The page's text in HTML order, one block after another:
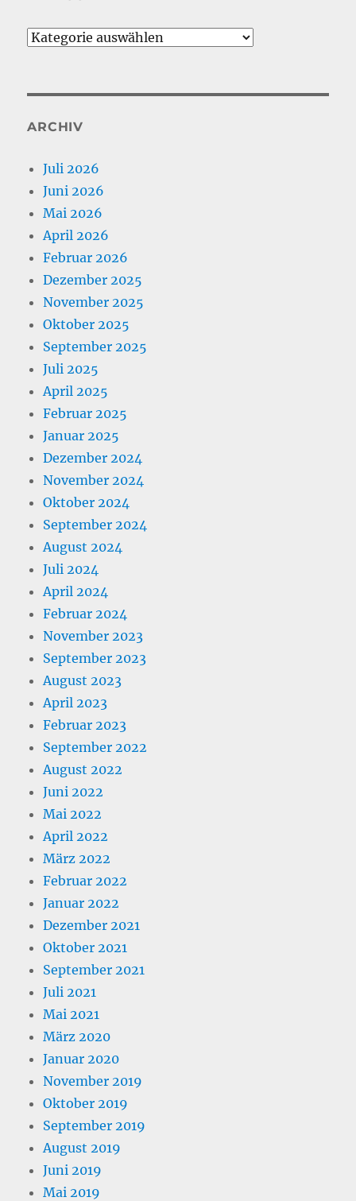
Kategorien
ARCHIV
Juli 2026
Juni 2026
Mai 2026
April 2026
Februar 2026
Dezember 2025
November 2025
Oktober 2025
September 2025
Juli 2025
April 2025
Februar 2025
Januar 2025
Dezember 2024
November 2024
Oktober 2024
September 2024
August 2024
Juli 2024
April 2024
Februar 2024
November 2023
September 2023
August 2023
April 2023
Februar 2023
September 2022
August 2022
Juni 2022
Mai 2022
April 2022
März 2022
Februar 2022
Januar 2022
Dezember 2021
Oktober 2021
September 2021
Juli 2021
Mai 2021
März 2020
Januar 2020
November 2019
Oktober 2019
September 2019
August 2019
Juni 2019
Mai 2019